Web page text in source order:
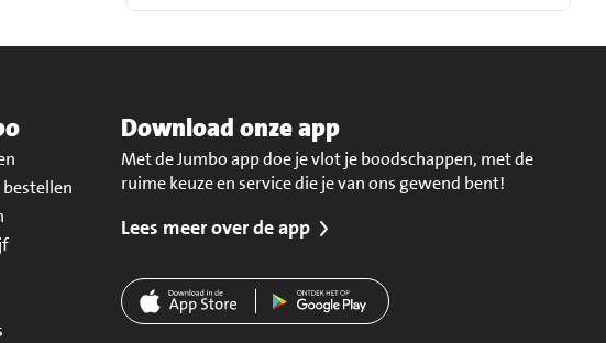
Download onze app
Met de Jumbo app doe je vlot je boodschappen, met de
ruime keuze en service die je van ons gewend bent!
Lees meer over de app